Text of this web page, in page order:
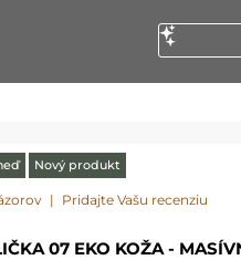
Nový produkt
| Pridajte Vašu recenziu
07 EKO KOŽA -